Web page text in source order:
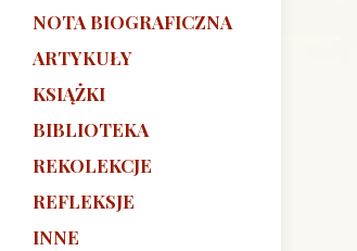
NOTA BIOGRAFICZNA
ARTYKUŁY
KSIĄŻKI
BIBLIOTEKA
REKOLEKCJE
REFLEKSJE
INNE